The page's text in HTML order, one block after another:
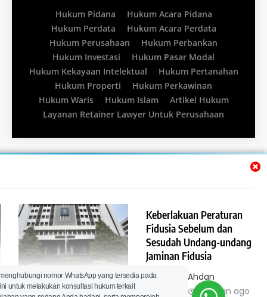
Pembentukan Kantor
Pendaftaran Fidusia
Keberlakuan Peraturan
Fidusia Sebelum dan
Sesudah Undang-undang
Jaminan Fidusia
Lawyer Ahdan
Ramdani
12 bulan ago
Hukum Pidana
Hukum Acara Pidana
Hukum Perdata
Hukum Acara Perdata
Hukum Perusahaan
Hukum Perbankan
Hukum Investasi
Hukum Pasar Modal
Hukum Kekayaan Intelektual
Hukum Pertanahan
Hukum Properti
Hukum Perkawinan
Hukum Waris
Hukum Islam
Artikel Hukum
Layanan Retainer Lawyer Untuk Perusahaan
nomor WhatsApp yang tersedia pada
untuk melakukan konsultasi hukum terkait